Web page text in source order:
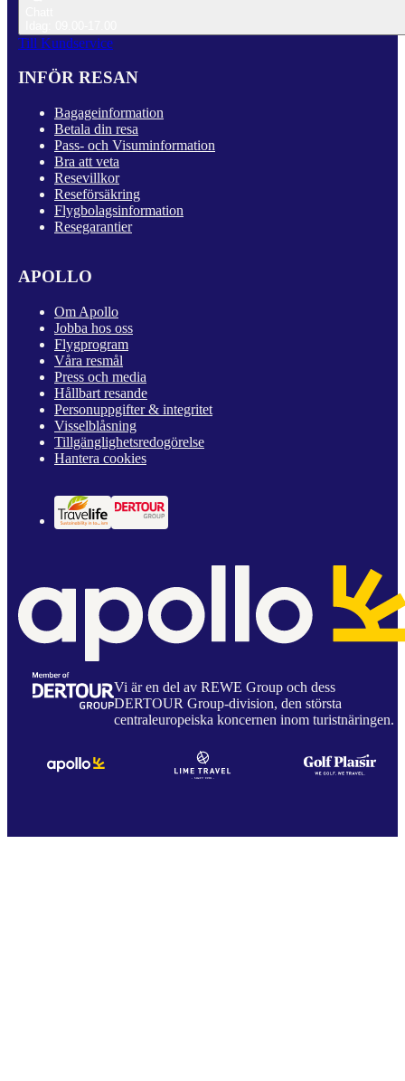
Till Kundservice
INFÖR RESAN
Bagageinformation
Betala din resa
Pass- och Visuminformation
Bra att veta
Resevillkor
Reseförsäkring
Flygbolagsinformation
Resegarantier
APOLLO
Om Apollo
Jobba hos oss
Flygprogram
Våra resmål
Press och media
Hållbart resande
Personuppgifter & integritet
Visselblåsning
Tillgänglighetsredogörelse
Hantera cookies
Vi är en del av REWE Group och dess
DERTOUR Group-division, den största
centraleuropeiska koncernen inom turistnäringen.